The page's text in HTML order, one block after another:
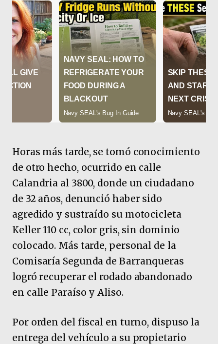
Horas más tarde, se tomó conocimiento
de otro hecho, ocurrido en calle
Calandria al 3800, donde un ciudadano
de 32 años, denunció haber sido
agredido y sustraído su motocicleta
Keller 110 cc, color gris, sin dominio
colocado. Más tarde, personal de la
Comisaría Segunda de Barranqueras
logró recuperar el rodado abandonado
en calle Paraíso y Aliso.
Por orden del fiscal en turno, dispuso la
entrega del vehículo a su propietario